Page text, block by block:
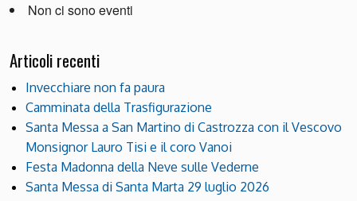
Non ci sono eventi
Articoli recenti
Invecchiare non fa paura
Camminata della Trasfigurazione
Santa Messa a San Martino di Castrozza con il Vescovo
Monsignor Lauro Tisi e il coro Vanoi
Festa Madonna della Neve sulle Vederne
Santa Messa di Santa Marta 29 luglio 2026